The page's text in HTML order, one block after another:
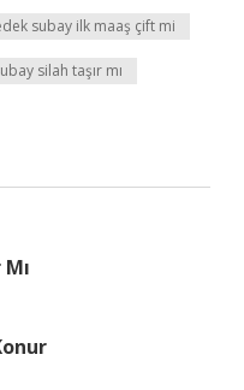
subay ilk maaş çift mi
silah taşır mı